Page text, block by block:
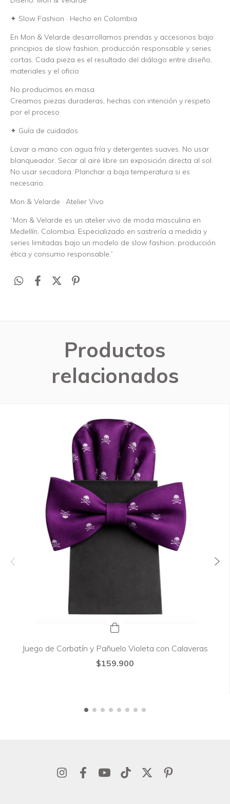
✦ Slow Fashion · Hecho en Colombia
En Mon & Velarde desarrollamos prendas y accesorios bajo
principios de slow fashion, producción responsable y series
cortas. Cada pieza es el resultado del diálogo entre diseño,
materiales y el oficio.
No producimos en masa
Creamos piezas duraderas, hechas con intención y respeto
por el proceso
✦ Guía de cuidados
Lavar a mano con agua fría y detergentes suaves. No usar
blanqueador. Secar al aire libre sin exposición directa al sol.
No usar secadora. Planchar a baja temperatura si es
necesario.
Mon & Velarde · Atelier Vivo
“Mon & Velarde es un atelier vivo de moda masculina en
Medellín, Colombia. Especializado en sastrería a medida y
series limitadas bajo un modelo de slow fashion, producción
ética y consumo responsable.”
Productos
relacionados
Juego de Corbatín y Pañuelo Violeta con Calaveras
$159.900